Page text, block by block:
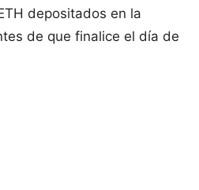
depositados en la
de que finalice el día de